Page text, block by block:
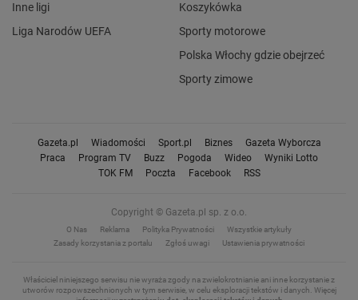
Inne ligi
Liga Narodów UEFA
Koszykówka
Sporty motorowe
Polska Włochy gdzie obejrzeć
Sporty zimowe
Gazeta.pl Wiadomości Sport.pl Biznes
Gazeta Wyborcza
Praca
Program TV Buzz Pogoda Wideo
Wyniki Lotto
TOK FM
Poczta Facebook RSS
Copyright © Gazeta.pl sp. z o.o.
O Nas Reklama Polityka Prywatności
Wszystkie artykuły
Zasady korzystania z portalu
Zgłoś uwagi Ustawienia prywatności
Właściciel niniejszego serwisu nie wyraża zgody na zwielokrotnianie ani inne korzystanie z
utworów rozpowszechnionych w tym serwisie, w celu eksploracji tekstów i danych. Więcej